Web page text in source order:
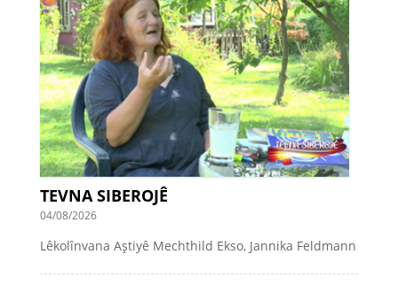
TEVNA SIBEROJÊ
04/08/2026
Lêkolînvana Aştiyê Mechthild Ekso, Jannika Feldmann